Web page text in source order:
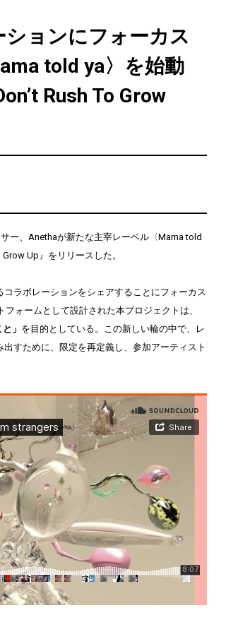
ョンにフォーカス
told ya〉を始動
Rush To Grow
ー、Anethaが新たな主宰レーベル〈Mama told
Up』をリリースした。
コラボレーションをシェアすることにフォーカス
ォームとして設計された本プロジェクトは、
」 を目的としている。この新しい輪の中で、レ
すために、限定を再定義し、参加アーティスト